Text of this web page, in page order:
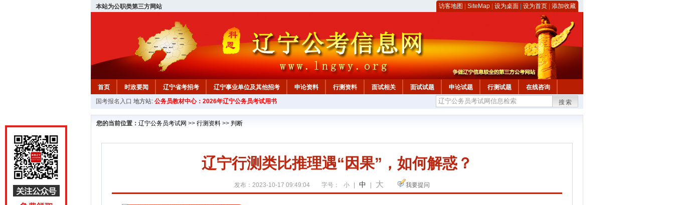
本站为公职类第三方网站 访客地图 SiteMap 设为桌面 设为首页 添加收藏
首页 时政要闻 辽宁省考招考 辽宁事业单位及其他招考 申论资料 行测资料 面试相关 面试试题 申论试题 行测试题 在线咨询
教材中心
国考报名入口 地方站: 公务员教材中心：2026年辽宁公务员考试用书 搜索
您的当前位置： 辽宁公务员考试网 >> 行测资料 >> 判断
辽宁行测类比推理遇“因果”，如何解惑？
发布：2023-10-17 09:49:04 字号： 小 中 大 我要提问